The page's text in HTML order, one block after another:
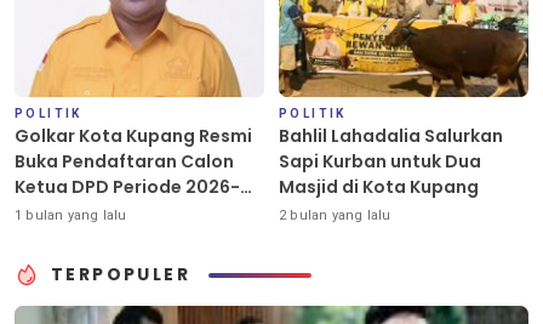
POLITIK
Golkar Kota Kupang Resmi
Buka Pendaftaran Calon
Ketua DPD Periode 2026-
2031
1 bulan yang lalu
POLITIK
Bahlil Lahadalia Salurkan
Sapi Kurban untuk Dua
Masjid di Kota Kupang
2 bulan yang lalu
TERPOPULER